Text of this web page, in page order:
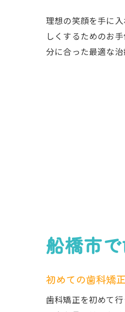
理想の笑顔を手に
しくするためのお
分に合った最適な
船橋市
初めての歯科矯
歯科矯正を初めて